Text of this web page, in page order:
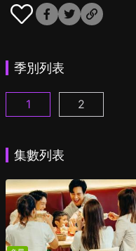
季別列表
酷蓋爸爸 第1集
1 酷蓋爸爸 第2
2
集數列表